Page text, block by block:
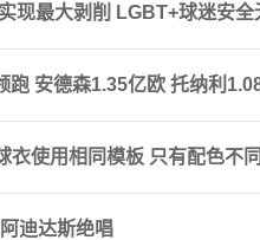
现最大剥削 LGBT+球迷安全
跑 安德森1.35亿欧 托纳利
衣使用相同模板 只有配色不同
迪达斯绝唱